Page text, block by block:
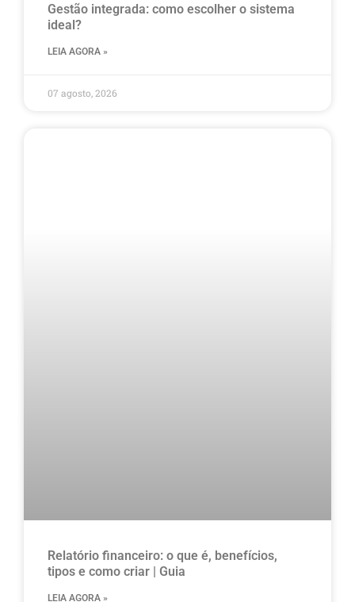
Gestão integrada: como escolher o sistema
ideal?
LEIA AGORA »
07 agosto, 2026
Relatório financeiro: o que é, benefícios,
tipos e como criar | Guia
LEIA AGORA »